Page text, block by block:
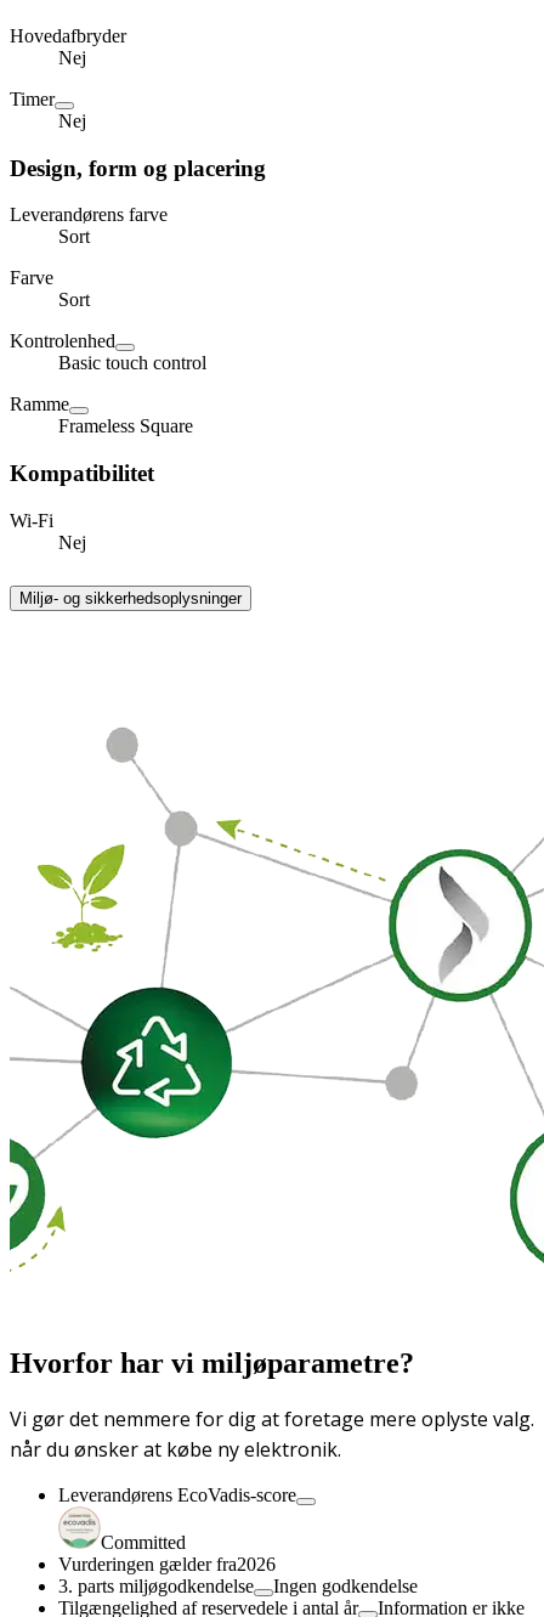
Hovedafbryder
Nej
Timer
Nej
Design, form og placering
Leverandørens farve
Sort
Farve
Sort
Kontrolenhed
Basic touch control
Ramme
Frameless Square
Kompatibilitet
Wi-Fi
Nej
Miljø- og sikkerhedsoplysninger
Hvorfor har vi miljøparametre?
Vi gør det nemmere for dig at foretage mere oplyste valg.
når du ønsker at købe ny elektronik.
Leverandørens EcoVadis-score
Committed
Vurderingen gælder fra2026
3. parts miljøgodkendelse
Ingen godkendelse
Tilgængelighed af reservedele i antal år
Information er ikke